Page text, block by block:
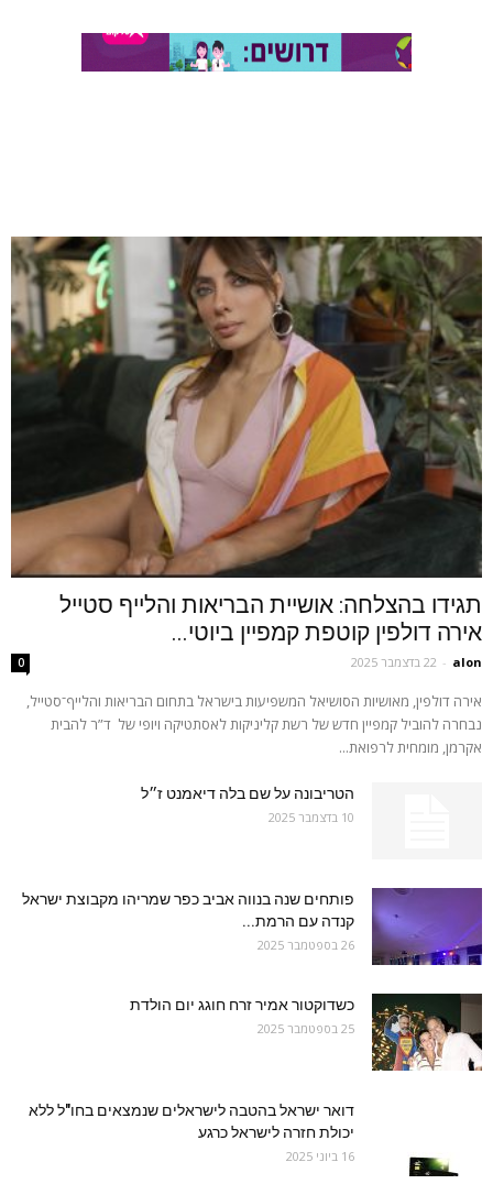
תגידו בהצלחה: אושיית הבריאות והלייף סטייל
אירה דולפין קוטפת קמפיין ביוטי...
alon
- 22 בדצמבר 2025 0
אירה דולפין, מאושיות הסושיאל המשפיעות בישראל בתחום הבריאות והלייף־סטייל,
נבחרה להוביל קמפיין חדש של רשת קליניקות לאסתטיקה ויופי של ד”ר להבית
אקרמן, מומחית לרפואת...
הטריבונה על שם בלה דיאמנט ז״ל
10 בדצמבר 2025
פותחים שנה בנווה אביב כפר שמריהו מקבוצת ישראל
קנדה עם הרמת...
26 בספטמבר 2025
כשדוקטור אמיר זרח חוגג יום הולדת
25 בספטמבר 2025
דואר ישראל בהטבה לישראלים שנמצאים בחו"ל ללא
יכולת חזרה לישראל כרגע
16 ביוני 2025